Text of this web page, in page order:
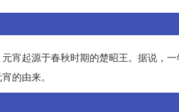
宵起源于春秋时期的楚昭王。据说，
的由来。